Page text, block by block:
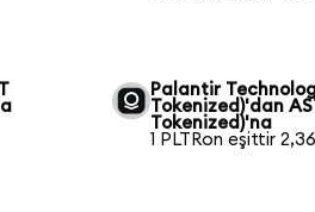
Palantir
Tokenized)'dan
Tokenized)'na
1 PLTRon eşittir